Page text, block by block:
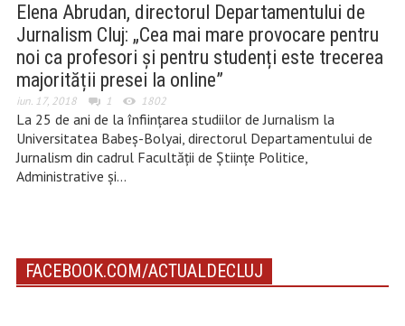
Elena Abrudan, directorul Departamentului de
Jurnalism Cluj: „Cea mai mare provocare pentru
noi ca profesori și pentru studenți este trecerea
majorității presei la online”
iun. 17, 2018 1 1802
La 25 de ani de la înființarea studiilor de Jurnalism la
Universitatea Babeș-Bolyai, directorul Departamentului de
Jurnalism din cadrul Facultății de Științe Politice,
Administrative și…
FACEBOOK.COM/ACTUALDECLUJ